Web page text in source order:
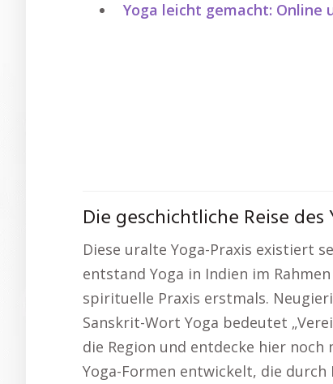
Yoga leicht gemacht: Online
Die geschichtliche Reise des
Diese uralte Yoga-Praxis existiert
entstand Yoga in Indien im
spirituelle Praxis erstmals.
Sanskrit-Wort Yoga bedeutet
die Region und entdecke hier noch
Yoga-Formen entwickelt, die durch